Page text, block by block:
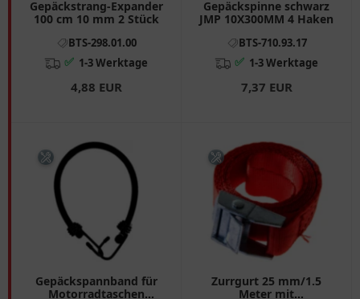
Gepäckstrang-Expander
100 cm 10 mm 2 Stück
BTS-298.01.00
✅ 1-3 Werktage
4,88 EUR
Gepäckspinne schwarz
JMP 10X300MM 4 Haken
BTS-710.93.17
✅ 1-3 Werktage
7,37 EUR
Gepäckspannband für
Motorradtaschen
Zurrgurt 25 mm/1.5
Meter mit